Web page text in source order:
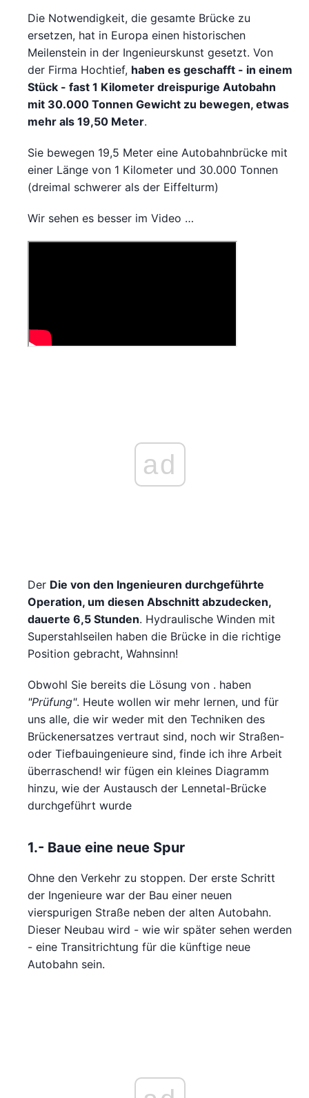
Die Notwendigkeit, die gesamte Brücke zu
ersetzen, hat in Europa einen historischen
Meilenstein in der Ingenieurskunst gesetzt. Von
der Firma Hochtief, haben es geschafft - in einem
Stück - fast 1 Kilometer dreispurige Autobahn
mit 30.000 Tonnen Gewicht zu bewegen, etwas
mehr als 19,50 Meter.
Sie bewegen 19,5 Meter eine Autobahnbrücke mit
einer Länge von 1 Kilometer und 30.000 Tonnen
(dreimal schwerer als der Eiffelturm)
Wir sehen es besser im Video …
ad
Der Die von den Ingenieuren durchgeführte
Operation, um diesen Abschnitt abzudecken,
dauerte 6,5 Stunden. Hydraulische Winden mit
Superstahlseilen haben die Brücke in die richtige
Position gebracht, Wahnsinn!
Obwohl Sie bereits die Lösung von . haben
"Prüfung". Heute wollen wir mehr lernen, und für
uns alle, die wir weder mit den Techniken des
Brückenersatzes vertraut sind, noch wir Straßen-
oder Tiefbauingenieure sind, finde ich ihre Arbeit
überraschend! wir fügen ein kleines Diagramm
hinzu, wie der Austausch der Lennetal-Brücke
durchgeführt wurde
1.- Baue eine neue Spur
Ohne den Verkehr zu stoppen. Der erste Schritt
der Ingenieure war der Bau einer neuen
vierspurigen Straße neben der alten Autobahn.
Dieser Neubau wird - wie wir später sehen werden
- eine Transitrichtung für die künftige neue
Autobahn sein.